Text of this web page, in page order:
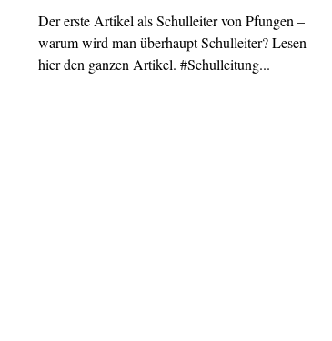
Der erste Artikel als Schulleiter von Pfungen –
warum wird man überhaupt Schulleiter? Lesen Sie
hier den ganzen Artikel. #Schulleitung...